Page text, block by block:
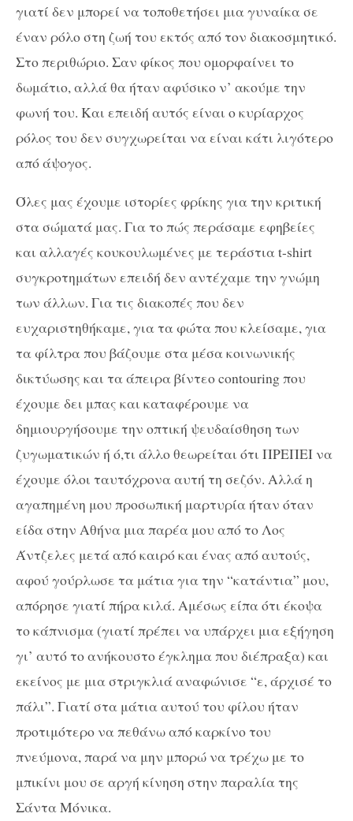
γιατί δεν μπορεί να τοποθετήσει μια γυναίκα σε
έναν ρόλο στη ζωή του εκτός από τον διακοσμητικό.
Στο περιθώριο. Σαν φίκος που ομορφαίνει το
δωμάτιο, αλλά θα ήταν αφύσικο ν’ ακούμε την
φωνή του. Και επειδή αυτός είναι ο κυρίαρχος
ρόλος του δεν συγχωρείται να είναι κάτι λιγότερο
από άψογος.
Όλες μας έχουμε ιστορίες φρίκης για την κριτική
στα σώματά μας. Για το πώς περάσαμε εφηβείες
και αλλαγές κουκουλωμένες με τεράστια t-shirt
συγκροτημάτων επειδή δεν αντέχαμε την γνώμη
των άλλων. Για τις διακοπές που δεν
ευχαριστηθήκαμε, για τα φώτα που κλείσαμε, για
τα φίλτρα που βάζουμε στα μέσα κοινωνικής
δικτύωσης και τα άπειρα βίντεο contouring που
έχουμε δει μπας και καταφέρουμε να
δημιουργήσουμε την οπτική ψευδαίσθηση των
ζυγωματικών ή ό,τι άλλο θεωρείται ότι ΠΡΕΠΕΙ να
έχουμε όλοι ταυτόχρονα αυτή τη σεζόν. Αλλά η
αγαπημένη μου προσωπική μαρτυρία ήταν όταν
είδα στην Αθήνα μια παρέα μου από το Λος
Άντζελες μετά από καιρό και ένας από αυτούς,
αφού γούρλωσε τα μάτια για την “κατάντια” μου,
απόρησε γιατί πήρα κιλά. Αμέσως είπα ότι έκοψα
το κάπνισμα (γιατί πρέπει να υπάρχει μια εξήγηση
γι’ αυτό το ανήκουστο έγκλημα που διέπραξα) και
εκείνος με μια στριγκλιά αναφώνισε “ε, άρχισέ το
πάλι”. Γιατί στα μάτια αυτού του φίλου ήταν
προτιμότερο να πεθάνω από καρκίνο του
πνεύμονα, παρά να μην μπορώ να τρέχω με το
μπικίνι μου σε αργή κίνηση στην παραλία της
Σάντα Μόνικα.